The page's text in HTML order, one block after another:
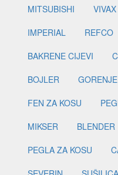
MITSUBISHI
VIVAX
IMPERIAL
REFCO
BAKRENE CIJEVI
BOJLER
GORENJE
FEN ZA KOSU
MIKSER
BLENDER
PEGLA ZA KOSU